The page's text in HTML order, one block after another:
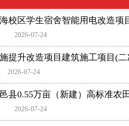
校区学生宿舍智能用电改造项
2026-07-24
提升改造项目建筑施工项目(
2026-07-24
县0.55万亩（新建）高标准
2026-07-24